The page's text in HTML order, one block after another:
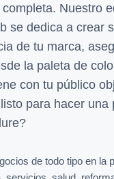
Nuestro
se dedica a crear
de tu marca,
la paleta de
con tu público
para hacer una
de todo tipo en la